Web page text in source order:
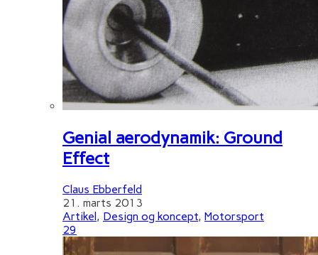
Genial aerodynamik: Ground
Effect
Claus Ebberfeld
21. marts 2013
Artikel, Design og koncept, Motorsport
29